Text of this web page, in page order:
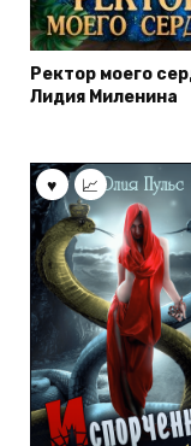
Ректор моего
Лидия Миленина